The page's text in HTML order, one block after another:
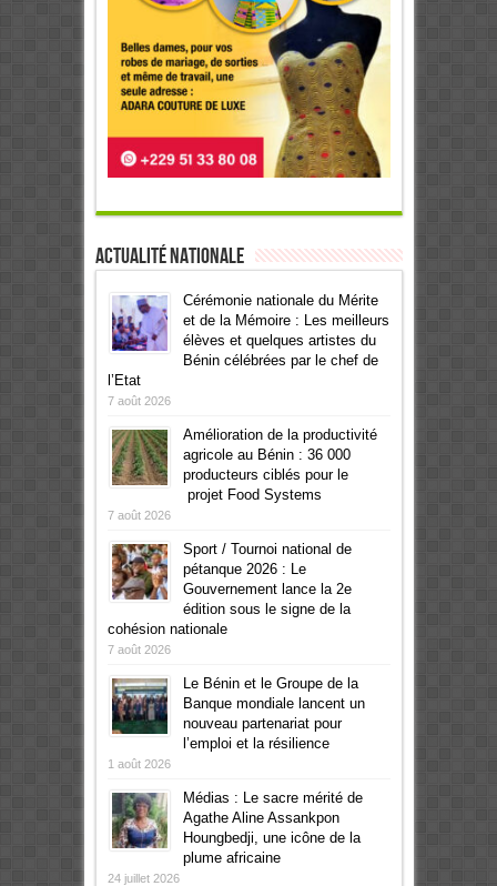
Actualité Nationale
Cérémonie nationale du Mérite
et de la Mémoire : Les meilleurs
élèves et quelques artistes du
Bénin célébrées par le chef de
l’Etat
7 août 2026
Amélioration de la productivité
agricole au Bénin : 36 000
producteurs ciblés pour le
projet Food Systems
7 août 2026
Sport / Tournoi national de
pétanque 2026 : Le
Gouvernement lance la 2e
édition sous le signe de la
cohésion nationale
7 août 2026
Le Bénin et le Groupe de la
Banque mondiale lancent un
nouveau partenariat pour
l’emploi et la résilience
1 août 2026
Médias : Le sacre mérité de
Agathe Aline Assankpon
Houngbedji, une icône de la
plume africaine
24 juillet 2026